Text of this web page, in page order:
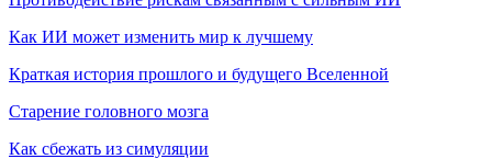
Как ИИ может изменить мир к лучшему
Краткая история прошлого и будущего Вселенной
Старение головного мозга
Как сбежать из симуляции